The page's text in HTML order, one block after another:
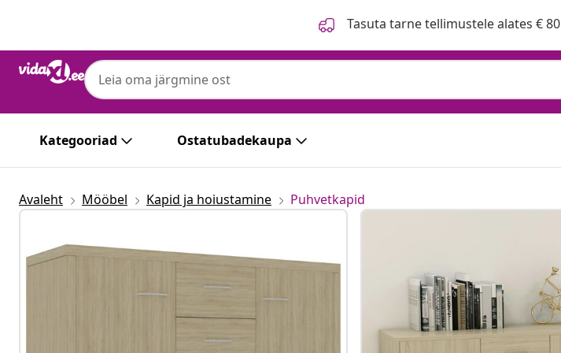
Tasuta tarne tellimustele alates € 80
Kategooriad Ostatubadekaupa
Avaleht Mööbel Kapid ja hoiustamine Puhvetkapid